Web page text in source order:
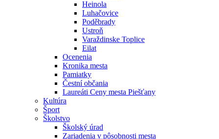
Heinola
Luhačovice
Poděbrady
Ustroň
Varaždinske Toplice
Eilat
Ocenenia
Kronika mesta
Pamiatky
Čestní občania
Laureáti Ceny mesta Piešťany
Kultúra
Šport
Školstvo
Školský úrad
Zariadenia v pôsobnosti mesta